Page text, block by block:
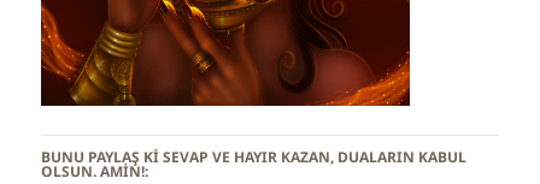
BUNU PAYLAŞ KI SEVAP VE HAYIR KAZAN, DUALARIN KABUL
OLSUN. AMİN!: